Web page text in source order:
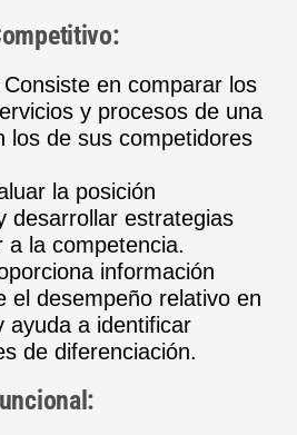
en comparar los
y procesos de una
los de sus competidores
la posición
desarrollar estrategias
a la competencia.
información
el desempeño relativo en
ayuda a identificar
de diferenciación.